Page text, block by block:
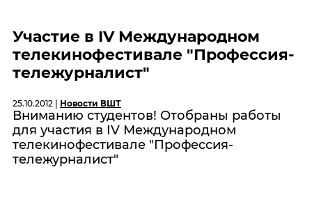
Участие в IV Международном
телекинофестивале "Профессия-
тележурналист"
25.10.2012 | Новости ВШТ
Вниманию студентов! Отобраны работы
для участия в IV Международном
телекинофестивале "Профессия-
тележурналист"